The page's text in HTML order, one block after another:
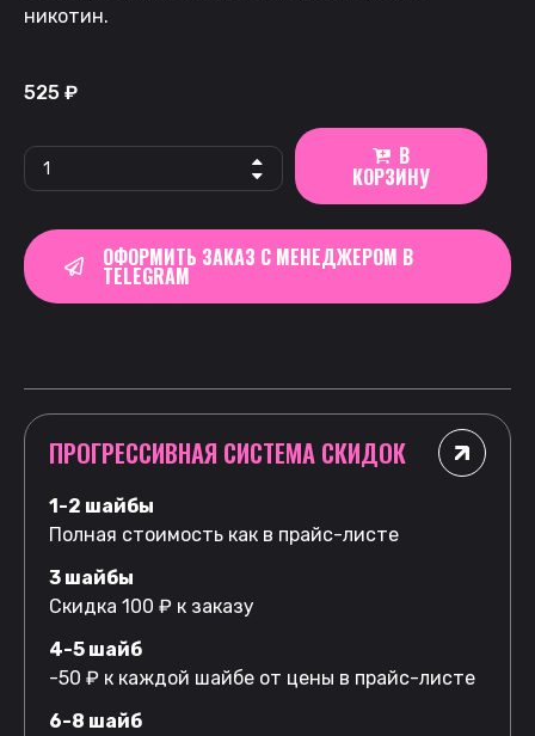
никотин.
525 ₽
В
КОРЗИНУ
ОФОРМИТЬ ЗАКАЗ С МЕНЕДЖЕРОМ В
TELEGRAM
ПРОГРЕССИВНАЯ СИСТЕМА СКИДОК
1-2 шайбы
Полная стоимость как в прайс-листе
3 шайбы
Скидка 100 ₽ к заказу
4-5 шайб
-50 ₽ к каждой шайбе от цены в прайс-листе
6-8 шайб